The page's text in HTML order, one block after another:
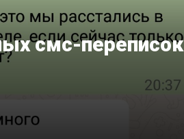
смс-переписок